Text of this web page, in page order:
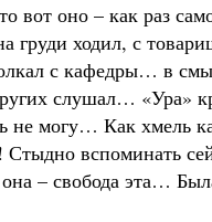
вот оно – как раз
груди ходил, с
с кафедры… в
слушал… «Ура»
не могу… Как хмель
вспоминать
– свобода эта…